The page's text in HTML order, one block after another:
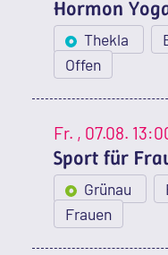
Hormon
Thekla
Offen
Fr. , 07.08.
Sport für
Grünau
Frauen